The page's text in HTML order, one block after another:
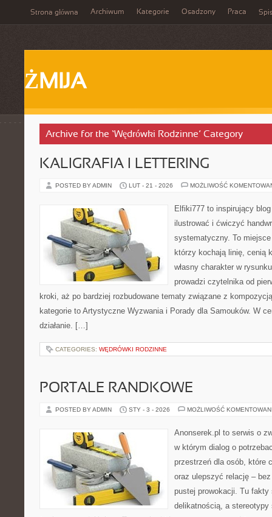
Strona główna Archiwum Kategorie Osadzony Praca
ŻMIJA
Archive for the ‘Wędrówki Rodzinne’ Category
KALIGRAFIA I LETTERING
POSTED BY ADMIN LUT - 21 - 2026 MOŻLIWOŚĆ
Elfiki777 to inspirujący
ilustrować i ćwiczyć
systematyczny. To
którzy kochają linię, cenią
własny charakter w
prowadzi czytelnika od
kroki, aż po bardziej rozbudowane tematy związane z
kategorie to Artystyczne Wyzwania i Porady dla Samouków. W
działanie. […]
CATEGORIES: WĘDRÓWKI RODZINNE
PORTALE RANDKOWE
POSTED BY ADMIN STY - 3 - 2026 MOŻLIWOŚĆ
Anonserek.pl to serwis o
w którym dialog o
przestrzeń dla osób, które
oraz ulepszyć relację –
pustej prowokacji. Tu
delikatnością, a